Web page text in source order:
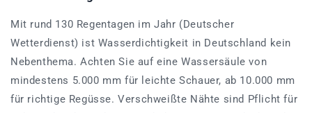
Mit rund 130 Regentagen im Jahr (Deutscher
Wetterdienst) ist Wasserdichtigkeit in Deutschland kein
Nebenthema. Achten Sie auf eine Wassersäule von
mindestens 5.000 mm für leichte Schauer, ab 10.000 mm
für richtige Regüsse. Verschweißte Nähte sind Pflicht für